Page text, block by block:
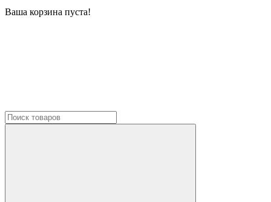
Ваша корзина пуста!